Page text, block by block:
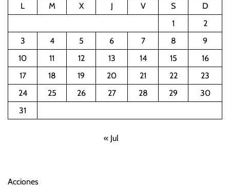
L
M X J V S
D
1
2
3
4 5 6 7 8
9
10
11 12 13 14 15
16
17
18 19 20 21 22
23
24
25 26 27 28 29
30
31
« Jul
Acciones